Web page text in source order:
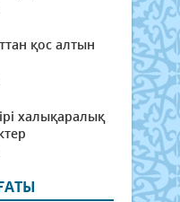
қос алтын
халықаралық